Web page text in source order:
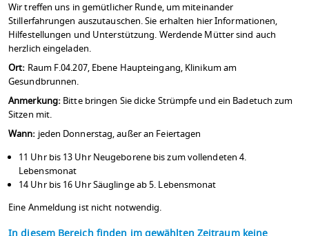
Wir treffen uns in gemütlicher Runde, um miteinander
Stillerfahrungen auszutauschen. Sie erhalten hier Informationen,
Hilfestellungen und Unterstützung. Werdende Mütter sind auch
herzlich eingeladen.
Ort: Raum F.04.207, Ebene Haupteingang, Klinikum am
Gesundbrunnen.
Anmerkung: Bitte bringen Sie dicke Strümpfe und ein Badetuch zum
Sitzen mit.
Wann: jeden Donnerstag, außer an Feiertagen
11 Uhr bis 13 Uhr Neugeborene bis zum vollendeten 4.
Lebensmonat
14 Uhr bis 16 Uhr Säuglinge ab 5. Lebensmonat
Eine Anmeldung ist nicht notwendig.